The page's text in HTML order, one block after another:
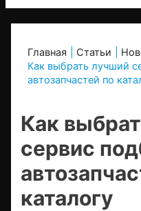
Главная Статьи
Как выбрать лучший
автозапчастей по
Как
сервис
каталогу